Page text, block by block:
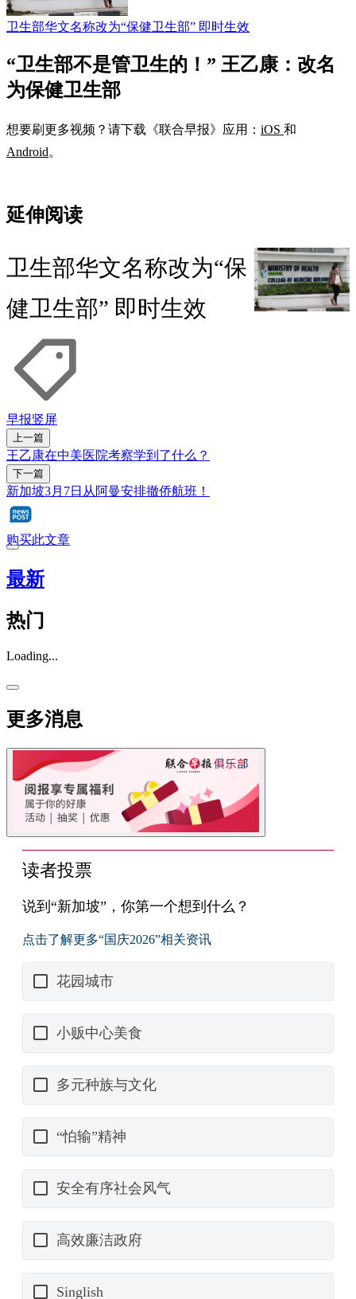
卫生部华文名称改为“保健卫生部” 即时生效
“卫生部不是管卫生的！” 王乙康：改名
为保健卫生部
想要刷更多视频？请下载《联合早报》应用： iOS 和
Android。
延伸阅读
卫生部华文名称改为“保
健卫生部” 即时生效
早报竖屏
上一篇
王乙康在中美医院考察学到了什么？
下一篇
新加坡3月7日从阿曼安排撤侨航班！
购买此文章
最新
热门
Loading...
更多消息